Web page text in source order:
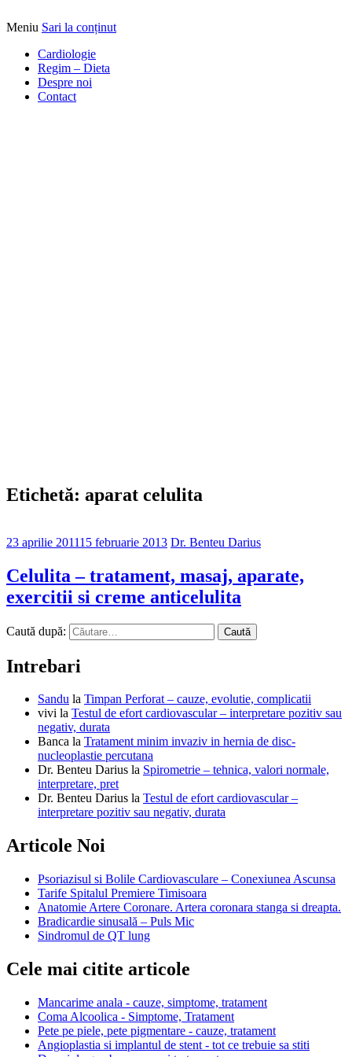
DrBendo.ro
Alimentatia sa iti fie medicatia
Meniu Sari la conținut
Cardiologie
Regim – Dieta
Despre noi
Contact
Etichetă: aparat celulita
23 aprilie 201115 februarie 2013 Dr. Benteu Darius
Celulita – tratament, masaj, aparate,
exercitii si creme anticelulita
Caută după:
Intrebari
Sandu la Timpan Perforat – cauze, evolutie, complicatii
vivi la Testul de efort cardiovascular – interpretare pozitiv sau
negativ, durata
Banca la Tratament minim invaziv in hernia de disc-
nucleoplastie percutana
Dr. Benteu Darius la Spirometrie – tehnica, valori normale,
interpretare, pret
Dr. Benteu Darius la Testul de efort cardiovascular –
interpretare pozitiv sau negativ, durata
Articole Noi
Psoriazisul si Bolile Cardiovasculare – Conexiunea Ascunsa
Tarife Spitalul Premiere Timisoara
Anatomie Artere Coronare. Artera coronara stanga si dreapta.
Bradicardie sinusală – Puls Mic
Sindromul de QT lung
Cele mai citite articole
Mancarime anala - cauze, simptome, tratament
Coma Alcoolica - Simptome, Tratament
Pete pe piele, pete pigmentare - cauze, tratament
Angioplastia si implantul de stent - tot ce trebuie sa stiti